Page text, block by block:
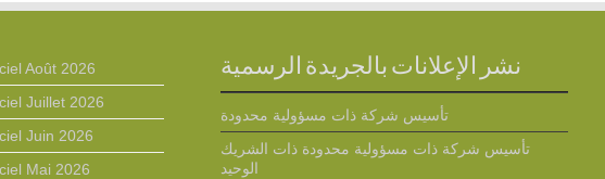
Août 2026
Juillet 2026
Juin 2026
Mai 2026
نشر الإعلانات بالجريدة الرسمية
تأسيس شركة ذات مسؤولية محدودة
تأسيس شركة ذات مسؤولية محدودة ذات الشريك
الوحيد